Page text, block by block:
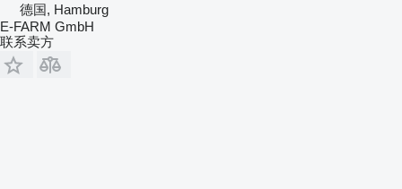
德国, Hamburg
E-FARM GmbH
联系卖方